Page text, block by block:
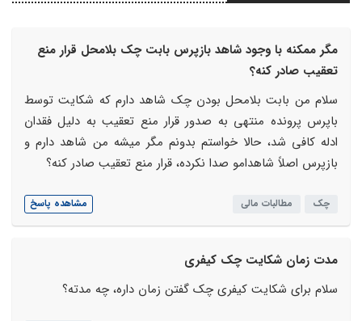
مگر ممکنه با وجود شاهد بازپرس بابت چک بلامحل قرار منع
تعقیب صادر کنه؟
سلام من بابت بلامحل بودن چک شاهد دارم که شکایت توسط
باپرس پرونده منتهی به صدور قرار منع تعقیب به دلیل فقدان
ادله کافی شد، حالا خواستم بدونم مگر میشه من شاهد دارم و
بازپرس اصلاً شاهدامو صدا نکرده، قرار منع تعقیب صادر کنه؟
چک مطالبات مالی مشاهده پاسخ
مدت زمان شکایت چک کیفری
سلام برای شکایت کیفری چک گفتن زمان داره، چه مدته؟